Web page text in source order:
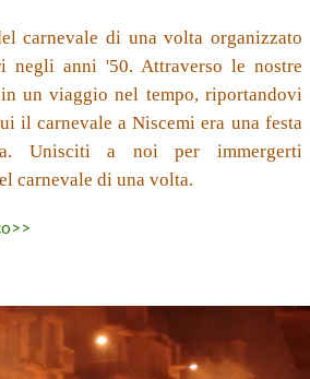
carnevale di una volta organizzato
negli anni '50. Attraverso le nostre
un viaggio nel tempo, riportandovi
il carnevale a Niscemi era una festa
Unisciti a noi per immergerti
carnevale di una volta.